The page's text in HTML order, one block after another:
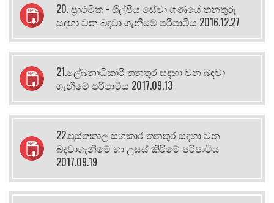
20. ප්‍රාථමික - ශිල්පීය සේවා ගණයේ තනතුරු
සඳහා වන බඳවා ගැනීමේ පරිපාටිය 2016.12.27
21.ලේඛනාධිකාරී තනතුර සඳහා වන බඳවා
ගැනීමේ පරිපාටිය 2017.09.13
22.පුස්තකාල සහකාර තනතුර සඳහා වන
බඳවාගැනීමේ හා උසස් කිරීමේ පරිපාටිය
2017.09.19